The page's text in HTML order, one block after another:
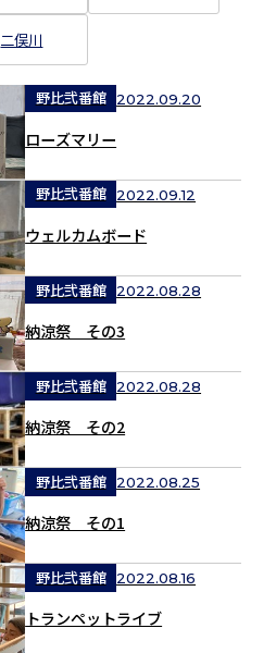
二俣川
野比弐番館 2022.09.20
ローズマリー
野比弐番館 2022.09.12
ウェルカムボード
野比弐番館 2022.08.28
納涼祭 その3
野比弐番館 2022.08.28
納涼祭 その2
野比弐番館 2022.08.25
納涼祭 その1
野比弐番館 2022.08.16
トランペットライブ